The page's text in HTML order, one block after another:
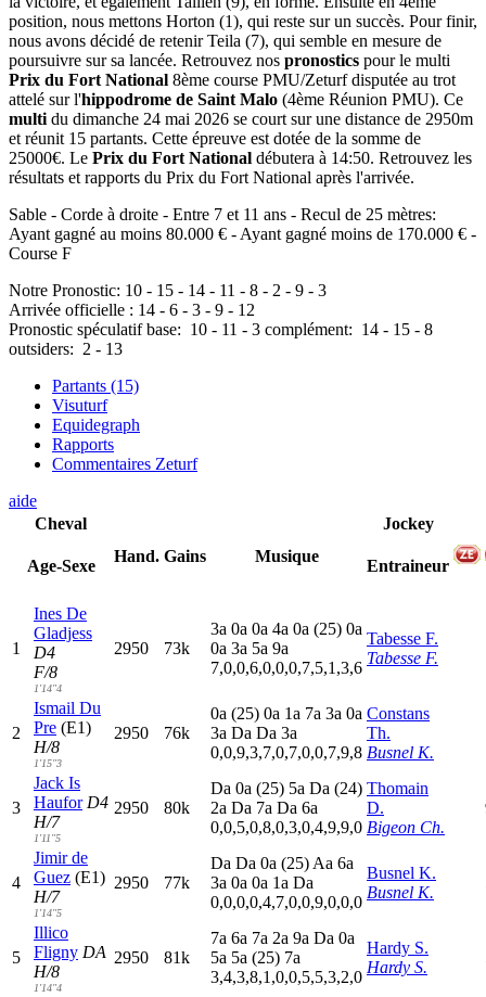
position, nous mettons Horton (1), qui reste sur un succès. Pour finir,
nous avons décidé de retenir Teila (7), qui semble en mesure de
poursuivre sur sa lancée. Retrouvez nos pronostics pour le multi
Prix du Fort National 8ème course PMU/Zeturf disputée au trot
attelé sur l'hippodrome de Saint Malo (4ème Réunion PMU). Ce
multi du dimanche 24 mai 2026 se court sur une distance de 2950m
et réunit 15 partants. Cette épreuve est dotée de la somme de
25000€. Le Prix du Fort National débutera à 14:50. Retrouvez les
résultats et rapports du Prix du Fort National après l'arrivée.
Sable - Corde à droite - Entre 7 et 11 ans - Recul de 25 mètres:
Ayant gagné au moins 80.000 € - Ayant gagné moins de 170.000 € -
Course F
Notre Pronostic: 10 - 15 - 14 - 11 - 8 - 2 - 9 - 3
Arrivée officielle : 14 - 6 - 3 - 9 - 12
Pronostic spéculatif base: 10 - 11 - 3 complément: 14 - 15 - 8
outsiders: 2 - 13
Partants (15)
Visuturf
Equidegraph
Rapports
Commentaires Zeturf
aide
Cheval
Age-Sexe
Hand. Gains Musique
Jockey
Entraineur
1
Ines De
Gladjess
D4
F/8
1'14"4
2950 73k
3a 0a 0a 4a 0a (25) 0a
0a 3a 5a 9a
7,0,0,6,0,0,0,7,5,1,3,6
Tabesse F.
Tabesse F.
2
Ismail Du
Pre (E1)
H/8
1'15"3
2950 76k
0a (25) 0a 1a 7a 3a 0a
3a Da Da 3a
0,0,9,3,7,0,7,0,0,7,9,8
Constans
Th.
Busnel K.
3
Jack Is
Haufor D4
H/7
1'11"5
2950 80k
Da 0a (25) 5a Da (24)
2a Da 7a Da 6a
0,0,5,0,8,0,3,0,4,9,9,0
Thomain
D.
Bigeon Ch.
4
Jimir de
Guez (E1)
H/7
1'14"5
2950 77k
Da Da 0a (25) Aa 6a
3a 0a 0a 1a Da
0,0,0,0,4,7,0,0,9,0,0,0
Busnel K.
Busnel K.
5
Illico
Fligny DA
H/8
1'14"4
2950 81k
7a 6a 7a 2a 9a Da 0a
5a 5a (25) 7a
3,4,3,8,1,0,0,5,5,3,2,0
Hardy S.
Hardy S.